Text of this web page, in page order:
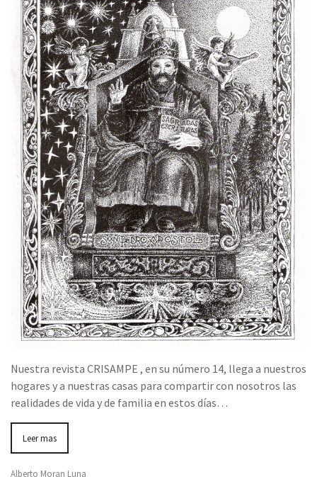
Nuestra revista CRISAMPE , en su número 14, llega a nuestros
hogares y a nuestras casas para compartir con nosotros las
realidades de vida y de familia en estos días…
Leer mas
Alberto Moran Luna